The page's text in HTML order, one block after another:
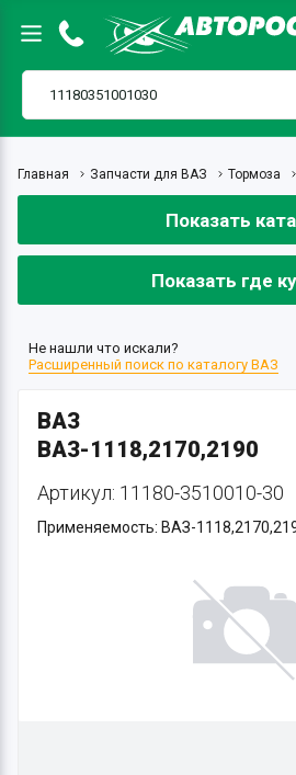
Главная Запчасти для ВАЗ Тормоза
Показать
Показать где
Не нашли что искали?
Расширенный поиск по каталогу ВАЗ
ВАЗ
ВАЗ-1118,2170,2190
Артикул: 11180-3510010-30
Применяемость: ВАЗ-